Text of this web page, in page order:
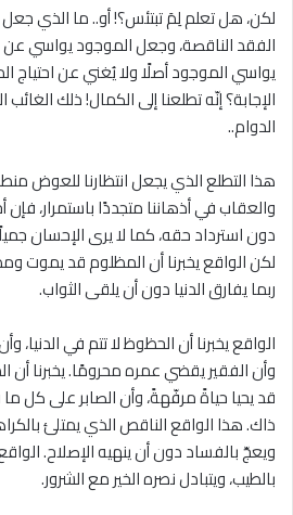
لكن، هل تعلم لِمَ تبتئس؟! أو.. ما الذي جعل
الفقد الناقصة، وجعل الموجود يواسي
يواسي الموجود أصلًا ولا يُغني عن
الإجابة؟ إنّه تطلعنا إلى الكمال! ذلك
الدوام..
هذا التطلع الذي يجعل انتظارنا للعوض
والعقاب في أذهاننا متجددًا باستمرار، فإن
دون استرداد حقه، كما لا يرى الإحسان
لكن الواقع يخبرنا أن المظلوم قد يموت
ربما يفارق الدنيا دون أن يلقى الثواب.
الواقع يخبرنا أن الحظوظ لا تتم في
وأن الفقير يقضي عمره محرومًا. يخبرنا
قد يحيا حياةً مرفّهةً، وأن الصابر على كل
ذاك. هذا الواقع الناقص الذي يمتلئ
ويعجّ بالفساد دون أن ينهيه الإصلاح.
بالطيب، ويتبادل نصره الخير مع الشرور.